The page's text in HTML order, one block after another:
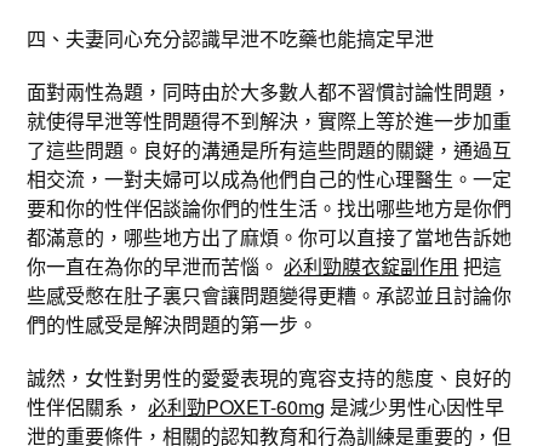
四、夫妻同心充分認識早泄不吃藥也能搞定早泄
面對兩性為題，同時由於大多數人都不習慣討論性問題，
就使得早泄等性問題得不到解決，實際上等於進一步加重
了這些問題。良好的溝通是所有這些問題的關鍵，通過互
相交流，一對夫婦可以成為他們自己的性心理醫生。一定
要和你的性伴侶談論你們的性生活。找出哪些地方是你們
都滿意的，哪些地方出了麻煩。你可以直接了當地告訴她
你一直在為你的早泄而苦惱。必利勁膜衣錠副作用 把這
些感受憋在肚子裏只會讓問題變得更糟。承認並且討論你
們的性感受是解決問題的第一步。
誠然，女性對男性的愛愛表現的寬容支持的態度、良好的
性伴侶關系，必利勁POXET-60mg 是減少男性心因性早
泄的重要條件，相關的認知教育和行為訓練是重要的，但